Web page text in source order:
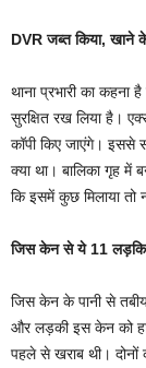
DVR जब्त किया, खाने
थाना प्रभारी का
सुरक्षित रख लिया है।
कॉपी किए जाएंगे। इससे
क्या था। बालिका गृह में
कि इसमें कुछ मिलाया तो
जिस केन से ये 11
जिस केन के पानी से
और लड़की इस केन को
पहले से खराब थी। दोनों